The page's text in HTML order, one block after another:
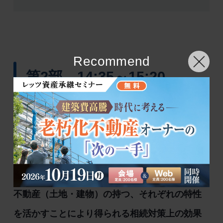
第2部 14:35～15:20
成功事例から学ぶ！
不動産を上手に活用した”ケ
ース別”攻略法
不動産（土地・建物）の持つ、それぞれの特性
を活かすことにより得られる相続対策上の効果
Recommend